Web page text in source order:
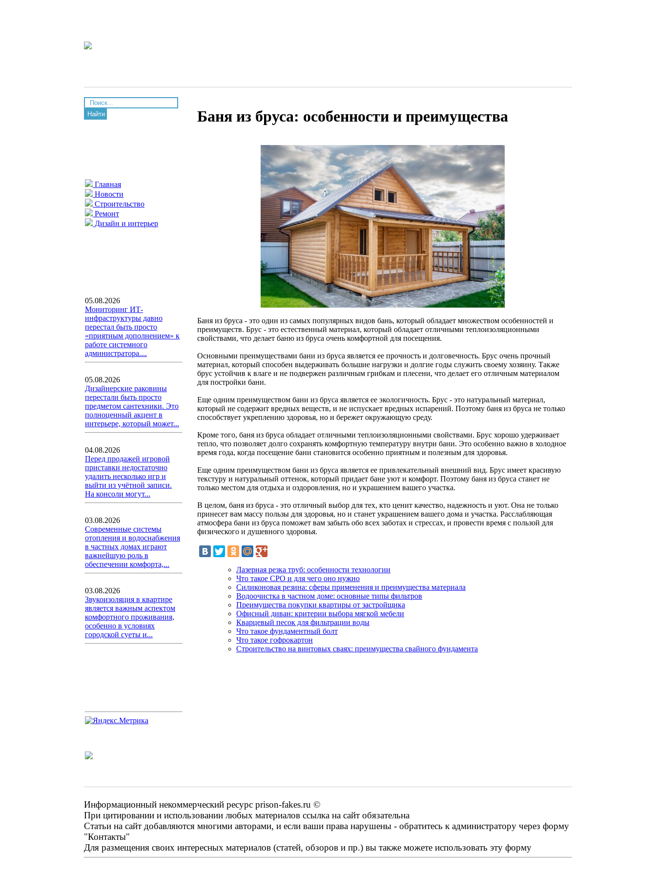
Найти
Главная
Новости
Строительство
Ремонт
Дизайн и интерьер
05.08.2026
Мониторинг ИТ-
инфраструктуры давно
перестал быть просто
«приятным дополнением» к
работе системного
администратора....
05.08.2026
Дизайнерские раковины
перестали быть просто
предметом сантехники. Это
полноценный акцент в
интерьере, который может...
04.08.2026
Перед продажей игровой
приставки недостаточно
удалить несколько игр и
выйти из учётной записи.
На консоли могут...
03.08.2026
Современные системы
отопления и водоснабжения
в частных домах играют
важнейшую роль в
обеспечении комфорта,...
03.08.2026
Звукоизоляция в квартире
является важным аспектом
комфортного проживания,
особенно в условиях
городской суеты и...
Баня из бруса: особенности и преимущества
Баня из бруса - это один из самых популярных видов бань, который обладает множеством особенностей и
преимуществ. Брус - это естественный материал, который обладает отличными теплоизоляционными
свойствами, что делает баню из бруса очень комфортной для посещения.
Основными преимуществами бани из бруса является ее прочность и долговечность. Брус очень прочный
материал, который способен выдерживать большие нагрузки и долгие годы служить своему хозяину. Также
брус устойчив к влаге и не подвержен различным грибкам и плесени, что делает его отличным материалом
для постройки бани.
Еще одним преимуществом бани из бруса является ее экологичность. Брус - это натуральный материал,
который не содержит вредных веществ, и не испускает вредных испарений. Поэтому баня из бруса не только
способствует укреплению здоровья, но и бережет окружающую среду.
Кроме того, баня из бруса обладает отличными теплоизоляционными свойствами. Брус хорошо удерживает
тепло, что позволяет долго сохранять комфортную температуру внутри бани. Это особенно важно в холодное
время года, когда посещение бани становится особенно приятным и полезным для здоровья.
Еще одним преимуществом бани из бруса является ее привлекательный внешний вид. Брус имеет красивую
текстуру и натуральный оттенок, который придает бане уют и комфорт. Поэтому баня из бруса станет не
только местом для отдыха и оздоровления, но и украшением вашего участка.
В целом, баня из бруса - это отличный выбор для тех, кто ценит качество, надежность и уют. Она не только
принесет вам массу пользы для здоровья, но и станет украшением вашего дома и участка. Расслабляющая
атмосфера бани из бруса поможет вам забыть обо всех заботах и стрессах, и провести время с пользой для
физического и душевного здоровья.
Лазерная резка труб: особенности технологии
Что такое СРО и для чего оно нужно
Силиконовая резина: сферы применения и преимущества материала
Водоочистка в частном доме: основные типы фильтров
Преимущества покупки квартиры от застройщика
Офисный диван: критерии выбора мягкой мебели
Кварцевый песок для фильтрации воды
Что такое фундаментный болт
Что такое гофрокартон
Строительство на винтовых сваях: преимущества свайного фундамента
Информационный некоммерческий ресурс prison-fakes.ru ©
При цитировании и использовании любых материалов ссылка на сайт обязательна
Статьи на сайт добавляются многими авторами, и если ваши права нарушены - обратитесь к администратору через форму
"Контакты"
Для размещения своих интересных материалов (статей, обзоров и пр.) вы также можете использовать эту форму